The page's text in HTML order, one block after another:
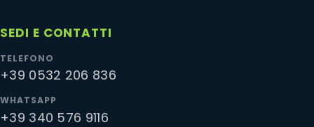
SEDI E CONTATTI
TELEFONO
+39 0532 206 836
WHATSAPP
+39 340 576 9116